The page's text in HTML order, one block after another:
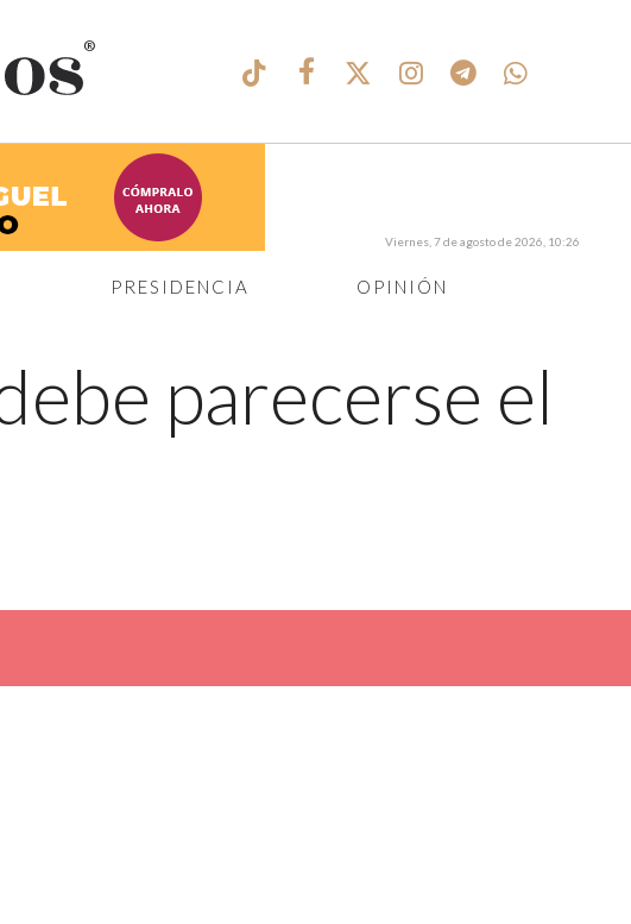
®
PRESIDENCIA OPINIÓN
Viernes, 7 de agosto de 2026, 10:26
parecerse el